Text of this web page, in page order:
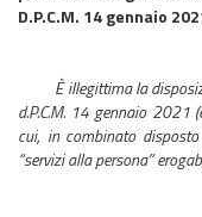
D.P.C.M. 14 gennaio
È illegittima la
d.P.C.M. 14 gennaio
cui, in combinato
“servizi alla persona”